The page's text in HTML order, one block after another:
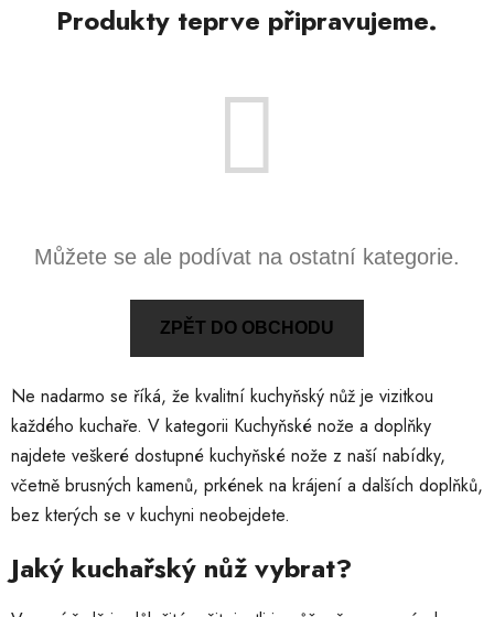
Produkty teprve připravujeme.
Můžete se ale podívat na ostatní kategorie.
ZPĚT DO OBCHODU
Ne nadarmo se říká, že kvalitní kuchyňský nůž je vizitkou
každého kuchaře. V kategorii Kuchyňské nože a doplňky
najdete veškeré dostupné kuchyňské nože z naší nabídky,
včetně brusných kamenů, prkének na krájení a dalších doplňků,
bez kterých se v kuchyni neobejdete.
Jaký kuchařský nůž vybrat?